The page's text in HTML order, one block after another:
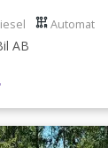
Automat
AB